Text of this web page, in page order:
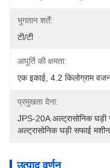
भुगतान शर्तें:
टी/टी
आपूर्ति की क्षमता:
एक इकाई, 4.2 किलोग्राम
प्रमुखता देना:
JPS-20A अल्ट्रासोनिक घड़ी
अल्ट्रासोनिक घड़ी सफाई
उत्पाद वर्णन